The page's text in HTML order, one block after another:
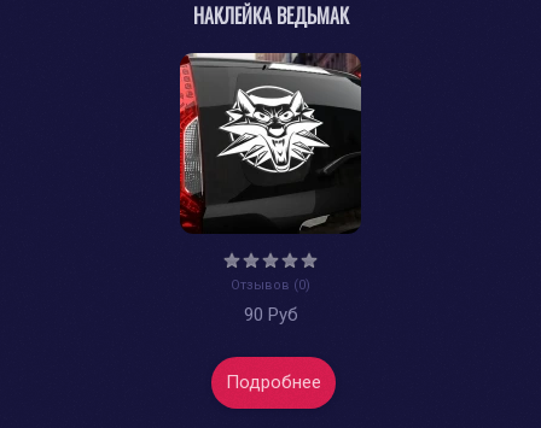
НАКЛЕЙКА ВЕДЬМАК
Отзывов (0)
90 Руб
Подробнее